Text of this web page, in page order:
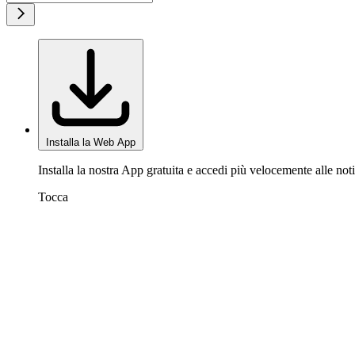
Installa la Web App
Installa la nostra App gratuita e accedi più velocemente alle
Tocca